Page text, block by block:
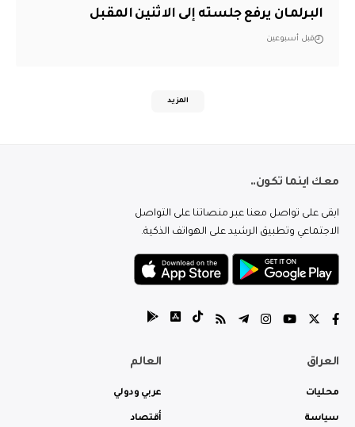
البرلمان يرفع جلسته إلى الاثنين المقبل
قبل أسبوعين
المزيد
معك اينما تكون..
ابقى على تواصل معنا عبر منصاتنا على التواصل
الاجتماعي وتطبيق الرشيد على الهواتف الذكية.
العراق
محليات
سياسة
العالم
عربي ودولي
أقتصاد